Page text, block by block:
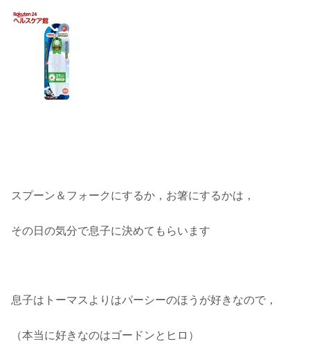
スプーン＆フォークにするか，お箸にするかは，
その日の気分で息子に決めてもらいます
息子はトーマスよりはパーシーのほうが好きなので，
（本当に好きなのはゴードンとヒロ）